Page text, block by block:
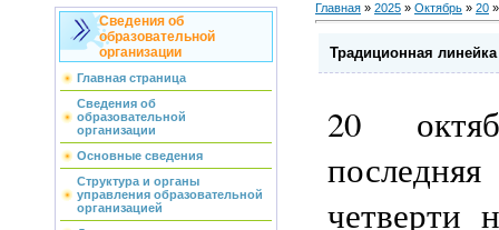
Сведения об
образовательной
организации
Главная страница
Сведения об
образовательной
организации
Основные сведения
Структура и органы
управления образовательной
организацией
Главная » 2025 » Октябрь » 20
Традиционная линейка
20
четверти